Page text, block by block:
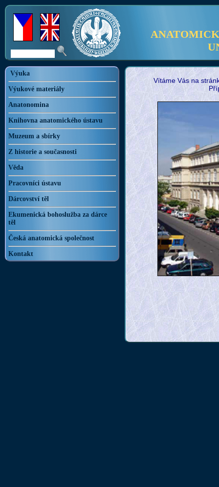
Výuka
Výukové materiály
Anatonomina
Knihovna anatomického ústavu
Muzeum a sbírky
Z historie a současnosti
Věda
Pracovníci ústavu
Dárcovství těl
Ekumenická bohoslužba za dárce
těl
Česká anatomická společnost
Kontakt
Vítáme Vás na